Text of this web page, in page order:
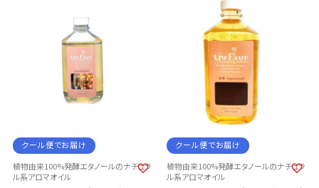
クール便でお届け
植物由来100%発酵エタノールのナチュラ
ル系アロマオイル
クール便でお届け
植物由来100%発酵エタノールのナチュラ
ル系アロマオイル